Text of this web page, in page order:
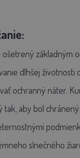
základným
dlhšej životnosti
ochranný náter.
tak, aby bol
slnečného